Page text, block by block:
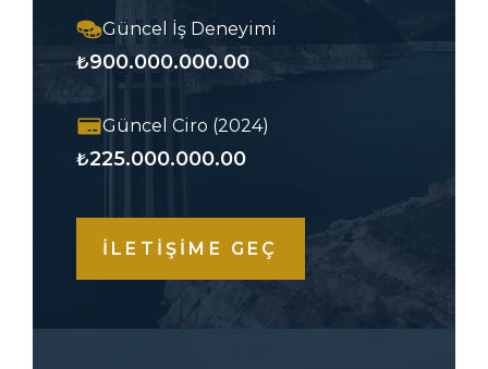
Güncel İş Deneyimi
₺900.000.000.00
Güncel Ciro (2024)
₺225.000.000.00
İLETİŞİME GEÇ